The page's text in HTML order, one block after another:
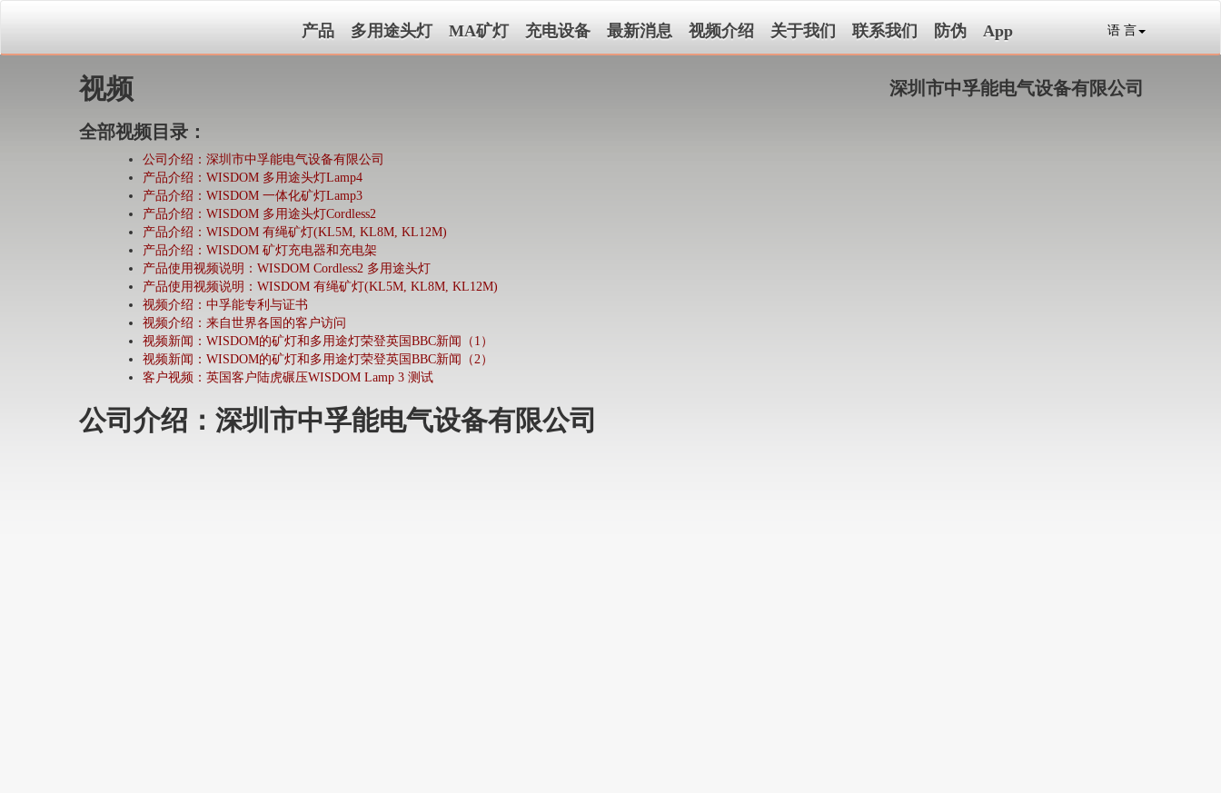
产品 多用途头灯 MA矿灯 充电设备 最新消息 视频介绍 关于我们 联系我们 防伪 App 语 言
深圳市中孚能电气设备有限公司
视频
全部视频目录：
公司介绍：深圳市中孚能电气设备有限公司
产品介绍：WISDOM 多用途头灯Lamp4
产品介绍：WISDOM 一体化矿灯Lamp3
产品介绍：WISDOM 多用途头灯Cordless2
产品介绍：WISDOM 有绳矿灯(KL5M, KL8M, KL12M)
产品介绍：WISDOM 矿灯充电器和充电架
产品使用视频说明：WISDOM Cordless2 多用途头灯
产品使用视频说明：WISDOM 有绳矿灯(KL5M, KL8M, KL12M)
视频介绍：中孚能专利与证书
视频介绍：来自世界各国的客户访问
视频新闻：WISDOM的矿灯和多用途灯荣登英国BBC新闻（1）
视频新闻：WISDOM的矿灯和多用途灯荣登英国BBC新闻（2）
客户视频：英国客户陆虎碾压WISDOM Lamp 3 测试
公司介绍：深圳市中孚能电气设备有限公司